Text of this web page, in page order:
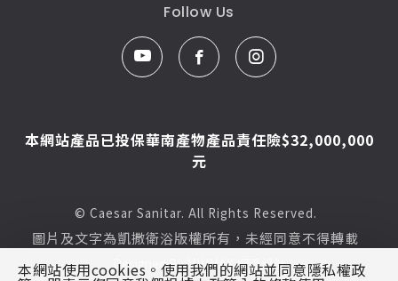
Follow Us
本網站產品已投保華南產物產品責任險$32,000,000
元
© Caesar Sanitar. All Rights Reserved.
圖片及文字為凱撒衛浴版權所有，未經同意不得轉載
Designed ByMINMAX 網頁設計
本網站使用cookies。使用我們的網站並同意隱私權政